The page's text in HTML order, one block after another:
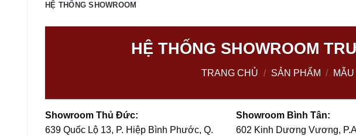
HỆ THỐNG SHOWROOM
HỆ THỐNG SHOWROOM
TRANG CHỦ / SẢN PHẨM /
Showroom Thủ Đức:
639 Quốc Lộ 13, P. Hiệp Bình Phước, Q.
Showroom Bình Tân:
602 Kinh Dương Vương,